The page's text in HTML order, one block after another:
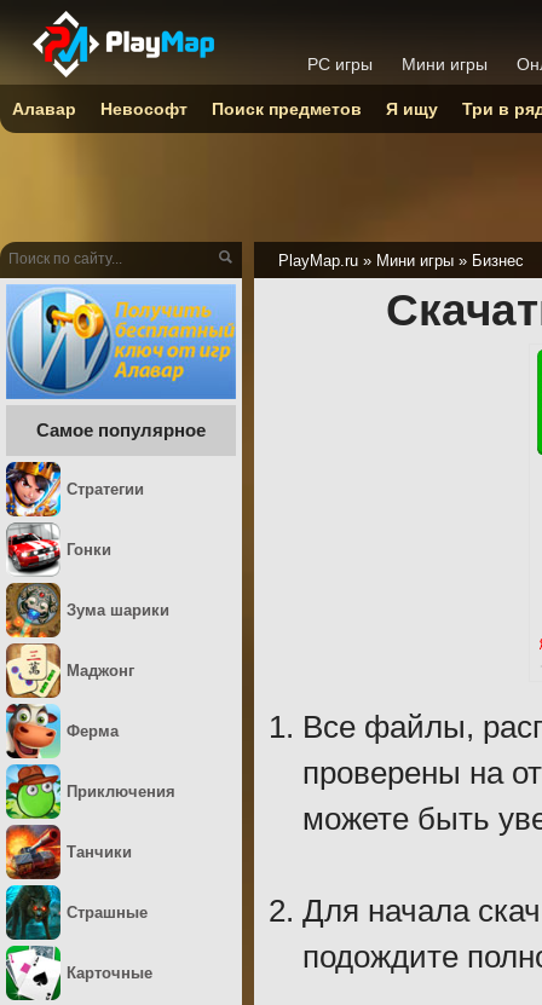
PlayMap.ru » Мини игры » Бизнес
Все файлы,
проверены на
можете быть
Для начала
подождите
Самое популярное
Стратегии
Гонки
Зума шарики
Маджонг
Ферма
Приключения
Танчики
Страшные
Карточные
PC игры Мини игры
Алавар Невософт Поиск предметов Я ищу Три в